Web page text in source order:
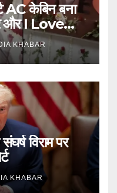
AC केबिन बना
और I Love
KHABAR
विराम पर
KHABAR